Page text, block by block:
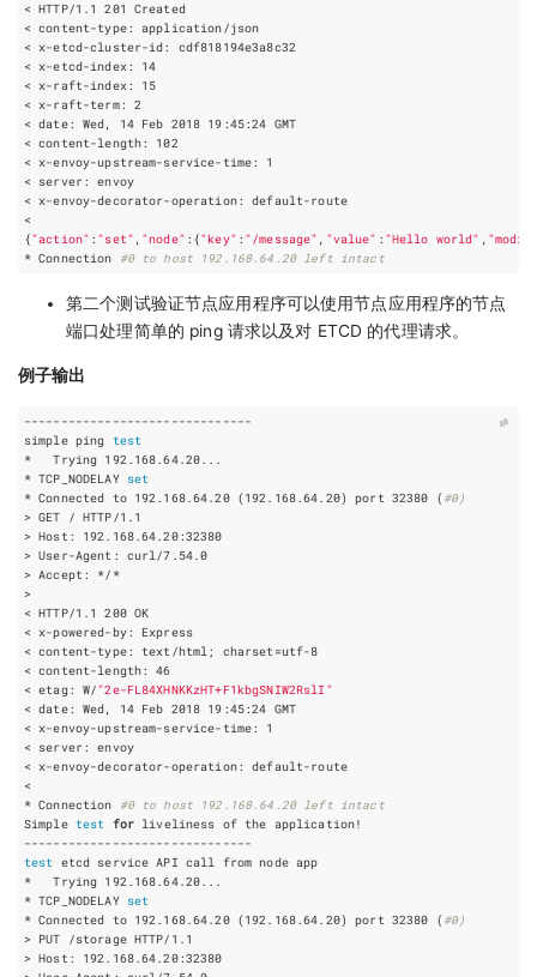
< HTTP/1.1 201
Created
< x-etcd-index: 14
< x-raft-index: 15
< x-raft-term: 2
< date: Wed,
14 Feb 2018
< content-length: 102
< x-envoy-upstream-service-time: 1
< server: envoy
< x-envoy-decorator-operation: default-route
{"action" : "set" "node" : {"key" : "/message" "value" : "Hello world"
* Connection
#0 to host 192.168.64.20 left intact
第二个测试验证节点应用程序可以使用节点应用程序的节点
端口处理简单的 ping 请求以及对 ETCD 的代理请求。
例子输出
simple ping test
* TCP_NODELAY set
* Connected to 192.168.64.20 (192.168.64.20) port 32380 (#0)
> Accept: */*
< HTTP/1.1 200
< content-type: text/html; charset =
< content-length: 46
< etag: W/"2e-FL84XHNKKzHT+F1kbgSNIW2RslI"
< date: Wed,
14 Feb 2018
< x-envoy-upstream-service-time: 1
< server: envoy
< x-envoy-decorator-operation: default-route
* Connection
#0 to host 192.168.64.20 left intact
Simple test for
test
* TCP_NODELAY set
* Connected to 192.168.64.20 (192.168.64.20) port 32380 (#0)